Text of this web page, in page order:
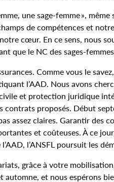
une sage-femme »,
de compétences et
cœur. En ce sens, nous
que le NC des sages-
Comme vous le
l’AAD. Nous avons
et protection juridique
contrats proposés. Début
assez claires. Garantir des
et coûteuses. À ce
l’ANSFL poursuit les
grâce à votre
automne, et nous espérons